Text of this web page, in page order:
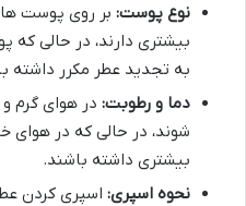
نوع پوست: بر روی پوست
بیشتری دارند، در حالی
به تجدید عطر مکرر داشته
دما و رطوبت: در هوای گرم
شوند، در حالی که در
بیشتری داشته باشند.
نحوه اسپری: اسپری کردن